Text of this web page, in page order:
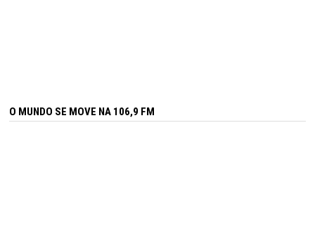
O MUNDO SE MOVE NA 106,9 FM